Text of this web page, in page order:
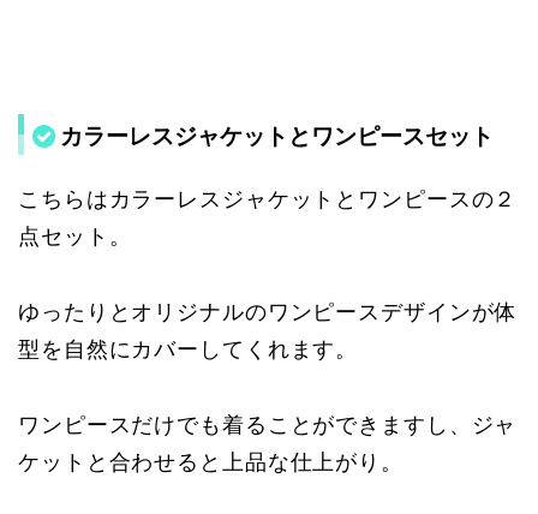
カラーレスジャケットとワンピースセット
こちらはカラーレスジャケットとワンピースの２
点セット。
ゆったりとオリジナルのワンピースデザインが体
型を自然にカバーしてくれます。
ワンピースだけでも着ることができますし、ジャ
ケットと合わせると上品な仕上がり。